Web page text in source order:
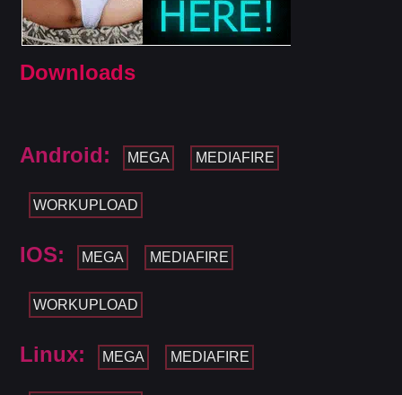
Downloads
Android: MEGA MEDIAFIRE
WORKUPLOAD
IOS: MEGA MEDIAFIRE
WORKUPLOAD
Linux: MEGA MEDIAFIRE